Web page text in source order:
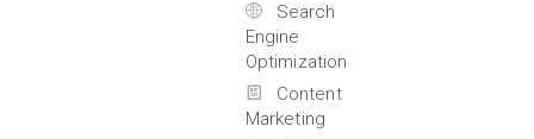
Search
Engine
Optimization
Content
Marketing